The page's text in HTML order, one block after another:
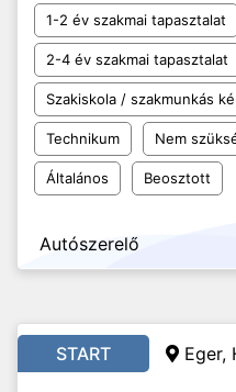
1-2 év szakmai tapasztalat
2-4 év szakmai tapasztalat
Szakiskola / szakmunkás
Technikum Nem
Általános Beosztott
Autószerelő
START Eger,